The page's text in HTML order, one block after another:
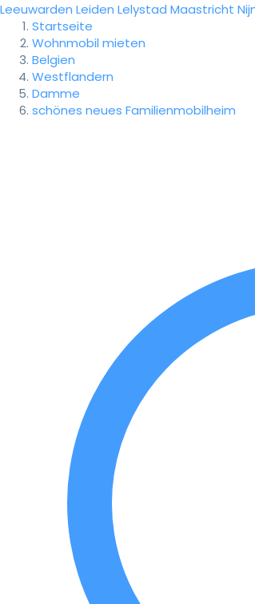
Leeuwarden Leiden Lelystad Maastricht
Startseite
Wohnmobil mieten
Belgien
Westflandern
Damme
schönes neues Familienmobilheim